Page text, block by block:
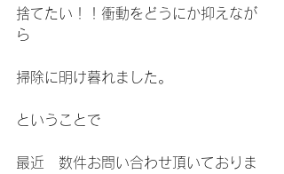
捨てたい！！衝動をどうにか抑えなが
ら
掃除に明け暮れました。
ということで
最近　数件お問い合わせ頂いておりま